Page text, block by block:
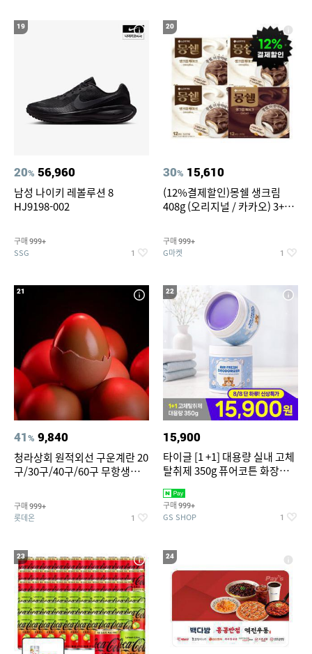
19
20% 56,960
남성 나이키 레볼루션 8
HJ9198-002
구매 999+
SSG 1
20
30% 15,610
(12%결제할인)몽쉘 생크림
408g (오리지널 / 카카오) 3+1
구매 999+
G마켓 1
21
41% 9,840
청라상회 원적외선 구운계란 20
구/30구/40구/60구 무항생제
구매 999+
롯데온 1
22
15,900
타이글 [1 +1] 대용량 실내 고체
탈취제 350g 퓨어코튼 화장실
구매 999+
GS SHOP 1
23 24